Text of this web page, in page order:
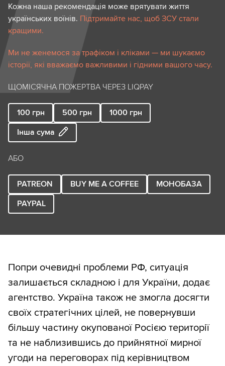
Кожна наша рекомендація може врятувати життя
українських воїнів. Підтримайте нас, щоб ЗСУ стали
кращими.
Ми не женемося за трафіком і кліками — ми шукаємо
історії, які вважаємо важливими і гідними вашого часу.
ЩОМІСЯЧНА ПОЖЕРТВА ЧЕРЕЗ LIQPAY
100 грн 500 грн 1000 грн
Інша сума
АБО
PATREON BUY ME A COFFEE
МОНОБАЗА
PAYPAL
Попри очевидні проблеми РФ, ситуація
залишається складною і для України, додає
агентство. Україна також не змогла досягти
своїх стратегічних цілей, не повернувши
більшу частину окупованої Росією території
та не наблизившись до прийнятної мирної
угоди на переговорах під керівництвом